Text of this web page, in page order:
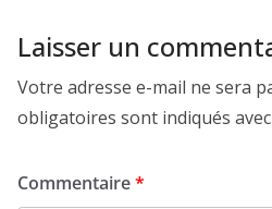
Laisser un
Votre adresse e-mail ne sera
obligatoires sont indiqués avec
Commentaire*